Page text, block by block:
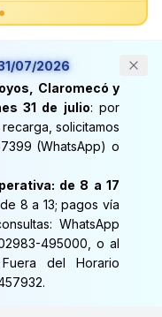
07/2026
Claromecó y
31 de julio: por
solicitamos
(WhatsApp) o
de 8 a 17
8 a 13; pagos vía
WhatsApp
495000, o al
del Horario